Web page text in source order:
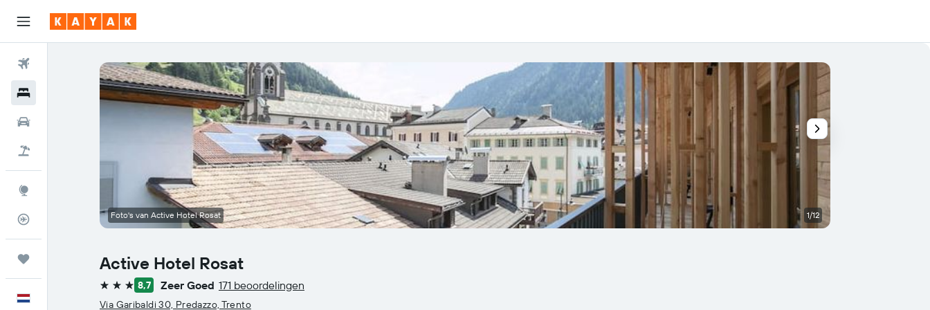
Vluchtstatus info
Active Hotel Rosat
3 sterren8,7 Zeer Goed 171 beoordelingen
Via Garibaldi 30, Predazzo, Trento
Foto's van Active Hotel Rosat 1/12